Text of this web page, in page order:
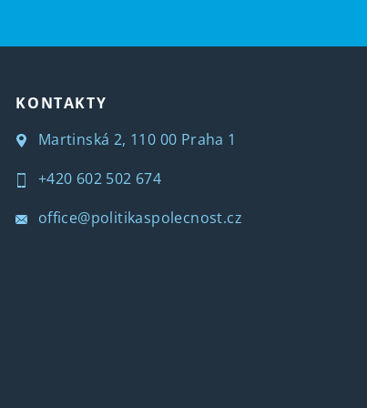
KONTAKTY
Martinská 2, 110 00 Praha 1
+420 602 502 674
office@politikaspolecnost.cz